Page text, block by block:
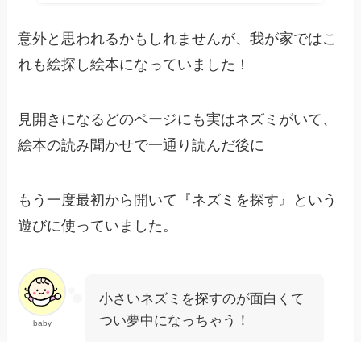
意外と思われるかもしれませんが、我が家ではこ
れも絵探し絵本になっていました！
見開きになるどのページにも実はネズミがいて、
絵本の読み聞かせで一通り読んだ後に
もう一度最初から開いて『ネズミを探す』という
遊びに使っていました。
baby
小さいネズミを探すのが面白くて
つい夢中になっちゃう！